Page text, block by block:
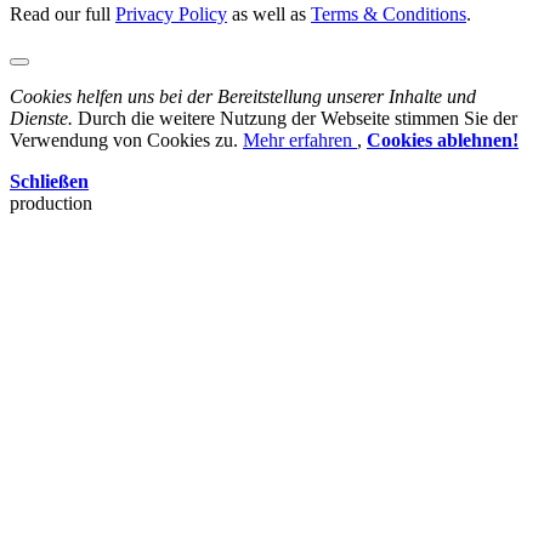
Read our full Privacy Policy as well as Terms & Conditions.
Cookies helfen uns bei der Bereitstellung unserer Inhalte und
Dienste. Durch die weitere Nutzung der Webseite stimmen Sie der
Verwendung von Cookies zu. Mehr erfahren , Cookies ablehnen!
Schließen
production